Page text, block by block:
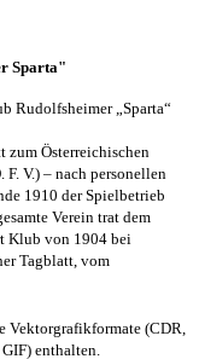
Sparta"
Rudolfsheimer „Sparta“
Österreichischen
F. V.) – nach personellen
1910 der Spielbetrieb
Verein trat dem
Klub von 1904 bei
Tagblatt, vom
Vektorgrafikformate (CDR,
enthalten.